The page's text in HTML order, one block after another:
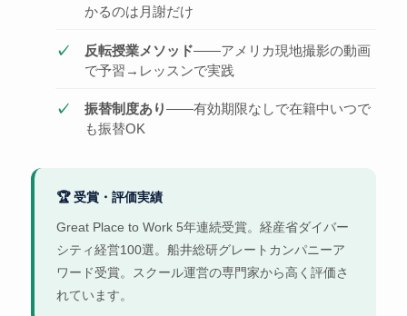
かるのは月謝だけ
反転授業メソッド——アメリカ現地撮影の動画
で予習→レッスンで実践
振替制度あり——有効期限なしで在籍中いつで
も振替OK
🏆 受賞・評価実績
Great Place to Work 5年連続受賞。経産省ダイバー
シティ経営100選。船井総研グレートカンパニーア
ワード受賞。スクール運営の専門家から高く評価さ
れています。